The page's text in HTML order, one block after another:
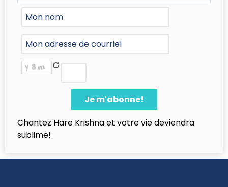
Chantez Hare Krishna et votre vie deviendra
sublime!